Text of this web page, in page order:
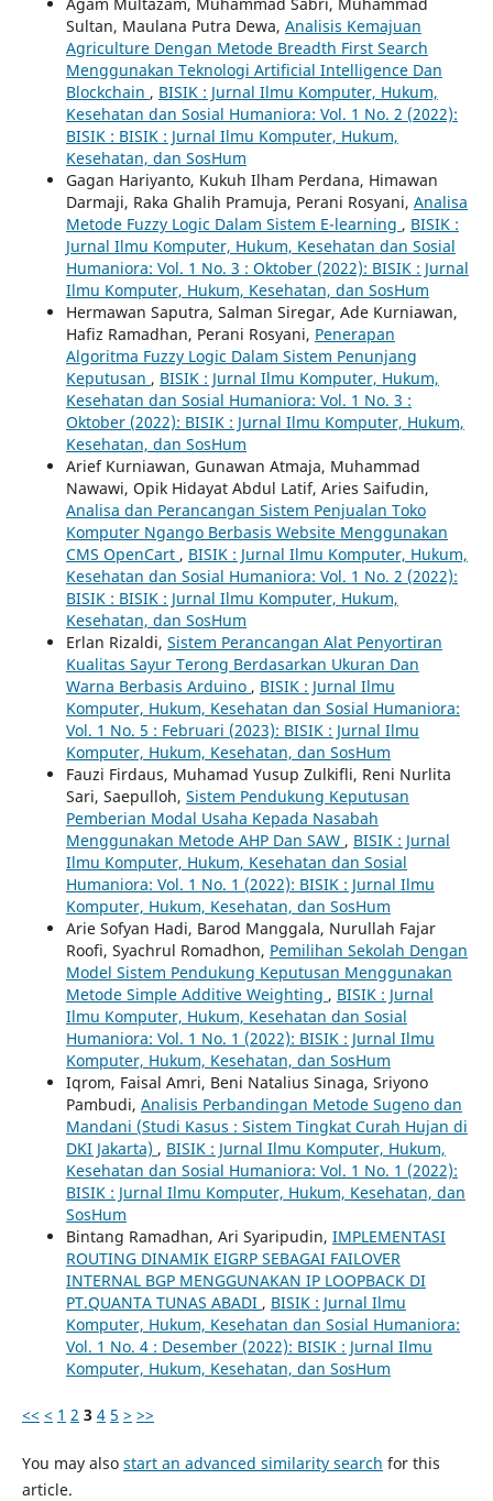
Sultan, Maulana Putra Dewa, Analisis Kemajuan
Agriculture Dengan Metode Breadth First Search
Menggunakan Teknologi Artificial Intelligence Dan
Blockchain , BISIK : Jurnal Ilmu Komputer, Hukum,
Kesehatan dan Sosial Humaniora: Vol. 1 No. 2 (2022):
BISIK : BISIK : Jurnal Ilmu Komputer, Hukum,
Kesehatan, dan SosHum
Gagan Hariyanto, Kukuh Ilham Perdana, Himawan
Darmaji, Raka Ghalih Pramuja, Perani Rosyani, Analisa
Metode Fuzzy Logic Dalam Sistem E-learning , BISIK :
Jurnal Ilmu Komputer, Hukum, Kesehatan dan Sosial
Humaniora: Vol. 1 No. 3 : Oktober (2022): BISIK : Jurnal
Ilmu Komputer, Hukum, Kesehatan, dan SosHum
Hermawan Saputra, Salman Siregar, Ade Kurniawan,
Hafiz Ramadhan, Perani Rosyani, Penerapan
Algoritma Fuzzy Logic Dalam Sistem Penunjang
Keputusan , BISIK : Jurnal Ilmu Komputer, Hukum,
Kesehatan dan Sosial Humaniora: Vol. 1 No. 3 :
Oktober (2022): BISIK : Jurnal Ilmu Komputer, Hukum,
Kesehatan, dan SosHum
Arief Kurniawan, Gunawan Atmaja, Muhammad
Nawawi, Opik Hidayat Abdul Latif, Aries Saifudin,
Analisa dan Perancangan Sistem Penjualan Toko
Komputer Ngango Berbasis Website Menggunakan
CMS OpenCart , BISIK : Jurnal Ilmu Komputer, Hukum,
Kesehatan dan Sosial Humaniora: Vol. 1 No. 2 (2022):
BISIK : BISIK : Jurnal Ilmu Komputer, Hukum,
Kesehatan, dan SosHum
Erlan Rizaldi, Sistem Perancangan Alat Penyortiran
Kualitas Sayur Terong Berdasarkan Ukuran Dan
Warna Berbasis Arduino , BISIK : Jurnal Ilmu
Komputer, Hukum, Kesehatan dan Sosial Humaniora:
Vol. 1 No. 5 : Februari (2023): BISIK : Jurnal Ilmu
Komputer, Hukum, Kesehatan, dan SosHum
Fauzi Firdaus, Muhamad Yusup Zulkifli, Reni Nurlita
Sari, Saepulloh, Sistem Pendukung Keputusan
Pemberian Modal Usaha Kepada Nasabah
Menggunakan Metode AHP Dan SAW , BISIK : Jurnal
Ilmu Komputer, Hukum, Kesehatan dan Sosial
Humaniora: Vol. 1 No. 1 (2022): BISIK : Jurnal Ilmu
Komputer, Hukum, Kesehatan, dan SosHum
Arie Sofyan Hadi, Barod Manggala, Nurullah Fajar
Roofi, Syachrul Romadhon, Pemilihan Sekolah Dengan
Model Sistem Pendukung Keputusan Menggunakan
Metode Simple Additive Weighting , BISIK : Jurnal
Ilmu Komputer, Hukum, Kesehatan dan Sosial
Humaniora: Vol. 1 No. 1 (2022): BISIK : Jurnal Ilmu
Komputer, Hukum, Kesehatan, dan SosHum
Iqrom, Faisal Amri, Beni Natalius Sinaga, Sriyono
Pambudi, Analisis Perbandingan Metode Sugeno dan
Mandani (Studi Kasus : Sistem Tingkat Curah Hujan di
DKI Jakarta) , BISIK : Jurnal Ilmu Komputer, Hukum,
Kesehatan dan Sosial Humaniora: Vol. 1 No. 1 (2022):
BISIK : Jurnal Ilmu Komputer, Hukum, Kesehatan, dan
SosHum
Bintang Ramadhan, Ari Syaripudin, IMPLEMENTASI
ROUTING DINAMIK EIGRP SEBAGAI FAILOVER
INTERNAL BGP MENGGUNAKAN IP LOOPBACK DI
PT.QUANTA TUNAS ABADI , BISIK : Jurnal Ilmu
Komputer, Hukum, Kesehatan dan Sosial Humaniora:
Vol. 1 No. 4 : Desember (2022): BISIK : Jurnal Ilmu
Komputer, Hukum, Kesehatan, dan SosHum
<< < 1 2 3 4 5 > >>
You may also start an advanced similarity search for this
article.